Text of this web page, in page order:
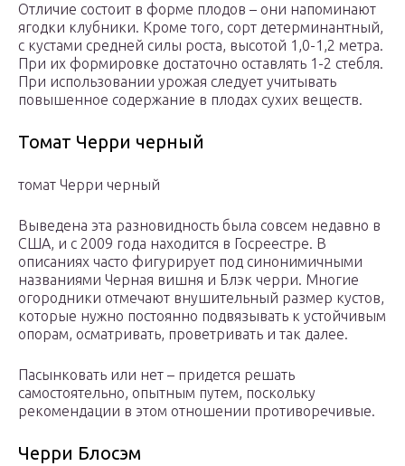
Отличие состоит в форме плодов – они напоминают
ягодки клубники. Кроме того, сорт детерминантный,
с кустами средней силы роста, высотой 1,0-1,2 метра.
При их формировке достаточно оставлять 1-2 стебля.
При использовании урожая следует учитывать
повышенное содержание в плодах сухих веществ.
Томат Черри черный
томат Черри черный
Выведена эта разновидность была совсем недавно в
США, и с 2009 года находится в Госреестре. В
описаниях часто фигурирует под синонимичными
названиями Черная вишня и Блэк черри. Многие
огородники отмечают внушительный размер кустов,
которые нужно постоянно подвязывать к устойчивым
опорам, осматривать, проветривать и так далее.
Пасынковать или нет – придется решать
самостоятельно, опытным путем, поскольку
рекомендации в этом отношении противоречивые.
Черри Блосэм